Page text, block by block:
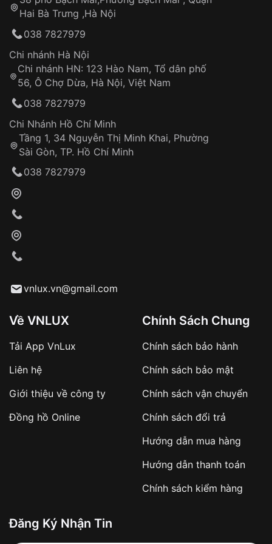
Hotline: 0585 215 215
Từ khóa SEO:
Khách hàng kiểm tra và thanh toán trực tiếp
Từ khóa SEO:
sản phẩm đặc biệt
hàng
Số tiền còn lại thanh toán khi nhận hàng hoặc
✔️ Đảm bảo xử lý đơn hàng nhanh chóng
✔️ Hạn chế tình trạng hủy đơn không mong
Từ khóa SEO:
Tự ý sửa chữa
thống VNLUX
Đảm bảo quyền lợi khách hàng
Đồng hành cùng khách hàng trong suốt quá
trình sử dụng
Hai Bà Trưng ,Hà Nội
038 7827979
Chi nhánh Hà Nội
Chi nhánh HN: 123 Hào Nam, Tổ dân phố
56, Ô Chợ Dừa, Hà Nội, Việt Nam
038 7827979
Chi Nhánh Hồ Chí Minh
Tầng 1, 34 Nguyễn Thị Minh Khai, Phường
Sài Gòn, TP. Hồ Chí Minh
038 7827979
vnlux.vn@gmail.com
Về VNLUX
Tải App VnLux
Liên hệ
Giới thiệu về công ty
Đồng hồ Online
Chính Sách Chung
Chính sách bảo hành
Chính sách bảo mật
Chính sách vận chuyển
Chính sách đổi trả
Hướng dẫn mua hàng
Hướng dẫn thanh toán
Chính sách kiểm hàng
Đăng Ký Nhận Tin